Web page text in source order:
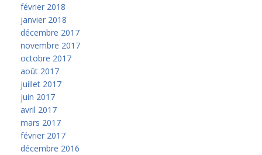
février 2018
janvier 2018
décembre 2017
novembre 2017
octobre 2017
août 2017
juillet 2017
juin 2017
avril 2017
mars 2017
février 2017
décembre 2016